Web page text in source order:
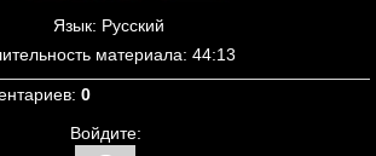
Язык: Русский
материала: 44:13
: 0
Войдите: